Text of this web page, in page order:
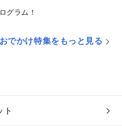
グラム！
でかけ特集をもっと見る
ト